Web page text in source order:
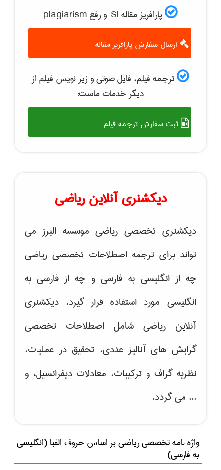
پارافریز مقاله ISI و رفع plagiarism
ارسال سفارش پارافریز مقاله
ترجمه فیلم، فایل صوتی و زیر نویس فیلم از
دیگر خدمات ماست:
ثبت سفارش ترجمه فیلم
دیکشنری آنلاین ریاضی
دیکشنری تخصصی ریاضی موسسه البرز می
تواند برای ترجمه اصطلاحات تخصصی ریاضی
چه از انگلیسی به فارسی و چه از فارسی به
انگلیسی مورد استفاده قرار گیرد. دیکشنری
آنلاین ریاضی شامل اصطلاحات تخصصی
گرایش های آنالیز عددی، تحقیق در عملیات،
نظریه گراف و تركیبات، معادلات دیفرانسیل، و
... می گردد.
واژه نامه تخصصیرياضیبر اساس حروف الفبا (انگلیسی
به فارسی)